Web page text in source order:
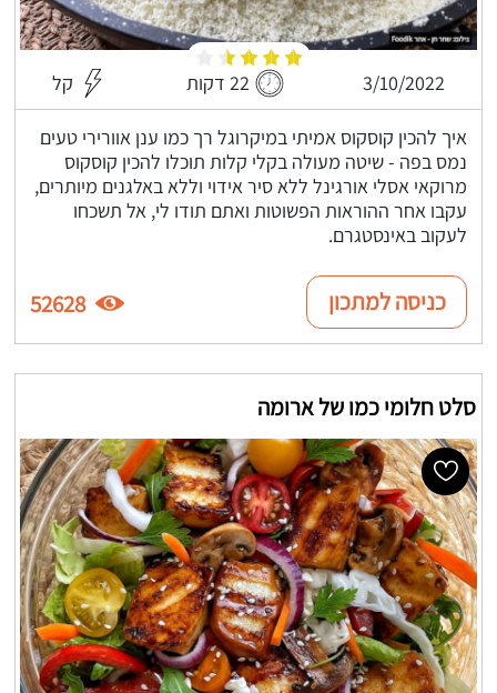
3/10/2022 22 דקות קל
איך להכין קוסקוס אמיתי במיקרוגל רך כמו ענן אוורירי טעים
נמס בפה - שיטה מעולה בקלי קלות תוכלו להכין קוסקוס
מרוקאי אסלי אורגינל ללא סיר אידוי וללא באלגנים מיותרים,
עקבו אחר ההוראות הפשוטות ואתם תודו לי, אל תשכחו
לעקוב באינסטגרם.
כניסה למתכון 52628
סלט חלומי כמו של ארומה